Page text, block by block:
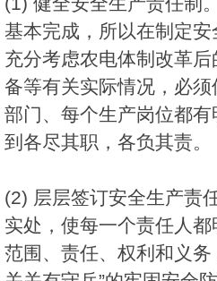
基本完成，所以在制定
充分考虑农电体制改革
备等有关实际情况，必
部门、每个生产岗位都
到各尽其职，各负其责。
(2) 层层签订安全生产责
实处，使每一个责任人
范围、责任、权利和义务